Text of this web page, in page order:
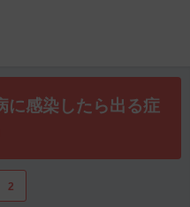
に感染したら出る症
2